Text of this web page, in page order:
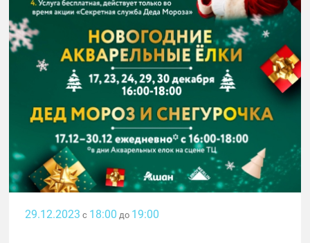
29.12.2023 с 18:00 до 19:00